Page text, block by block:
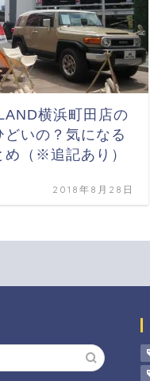
横浜町田店の
いの？気になる
め（※追記あり）
2018年8月28日